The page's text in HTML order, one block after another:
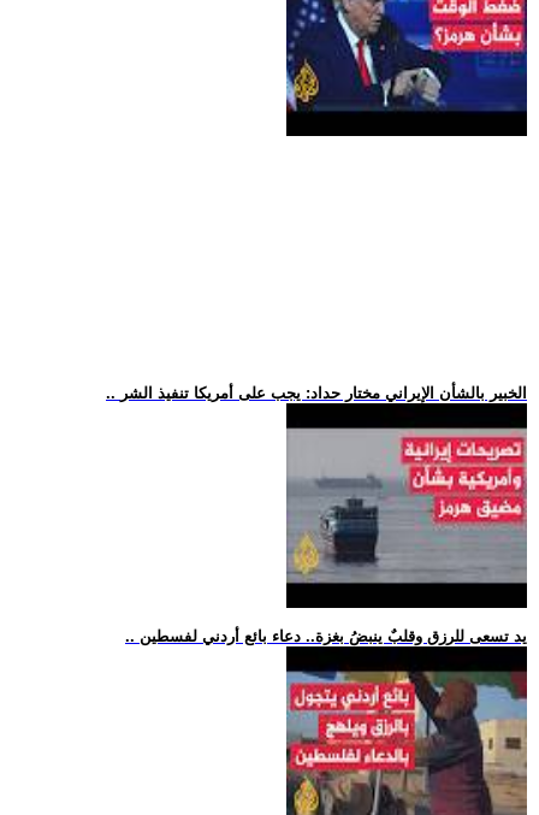
.. الخبير بالشأن الإيراني مختار حداد: يجب على أمريكا تنفيذ الشر
.. يد تسعى للرزق وقلبٌ ينبضُ بغزة.. دعاء بائع أردني لفسطين